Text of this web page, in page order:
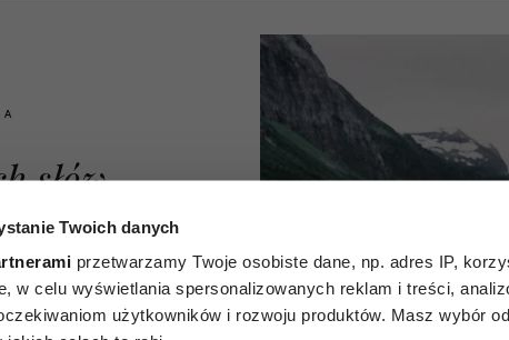
Twoich danych
przetwarzamy Twoje osobiste dane, np. adres IP,
w celu wyświetlania spersonalizowanych reklam i treści,
użytkowników i rozwoju produktów. Masz wybór
słów,
w